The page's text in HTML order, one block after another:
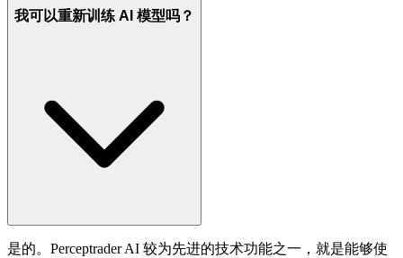
我可以重新训练 AI 模型吗？
是的。Perceptrader AI 较为先进的技术功能之一，就是能够使